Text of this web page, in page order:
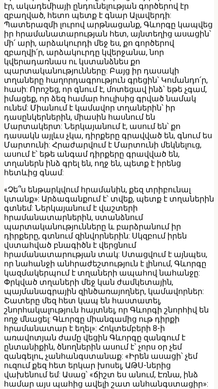
էր, ակադեմիայի ընդունելության գործերով էր
զբաղված, հետո պետք է գնար Ալավերդի:
Պատերազմի լուրով արթնացանք, Գևորգը կապվեց
իր հրամանատարության հետ, այնտեղից ասացին՝
մի՛ արի, արձակուրդի մեջ ես, քո գործերով
զբաղվի՛ր, արձակուրդը կվերջանա, նոր
կվերադառնաս ու կստանձնես քո
պարտականությունները: Բայց իր դասակի
տղաները հաղորդագրություն գրեցին՝ Կոմանդո՛ր,
հասի: Որոշեց, որ գնում է, մոտեցավ ինձ՝ եթե չգամ,
իմացեք, որ ձեզ համար հուլիսից գրված նամակ
ունեմ: Միանում է կամավոր տղաներին՝ իր
դասընկերներին, միասին հասնում են
Մարտակերտ: Ներկայանում է, ասում են՝ քո
դասակն այլևս չկա, դիրքերը գրավված են, գնում ես
Մարտունի: Հրաժարվում է Մարտունի մեկնելուց,
ասում է՝ եթե անգամ դիրքերը գրավված են,
տղաներն ինձ գրել են, ողջ են, պետք է իրենց
հետևից գնամ:
«Չե՞ս ենթարկվում հրամանին, քեզ տրիբունալ
կտանք»: Արձագանքում է՝ տվեք, պետք է տղաներին
գտնեմ: Ներկայանում է վաշտերի
հրամանատարներին, ստանձնում
պարտականությունները և բարձրանում իր
դիրքերը, գտնում զինվորներին: Սկզբում իրեն
վստահված բնագիծն է վերցնում
հրամանատարության տակ: Ստացվում է այնպես,
որ նահանջի անհրաժեշտություն է լինում, Գևորգը
կազմակերպում է տղաների ապահով նահանջը:
Փրկված տղաների մեջ կան ժամկետային,
պայմանագրային զինծառայողներ, կամավորներ:
Շատերը մեզ հետ կապ են հաստատել,
շնորհակալություն հայտնել, որ Գևորգի շնորհիվ են
ողջ մնացել: Գևորգը միանգամից ութ դիրքի
հրամանատար է եղել»: Հոկտեմբերի 8-ի
առավոտյան ժամը վեցին Գևորգը զանգում է
ընտանիքին, ծնողներին ասում է՝ չորս օր չեմ
զանգելու, չանհանգստանաք: «Իրեն ասացի՝ չեմ
ուզում քեզ հետ երկար խոսել, ԱԹՍ-ներից
վախենում եմ: Ասաց՝ «ճիշտ ես անում, Էռնա, ինձ
համար այս պահից ավելի շատ անհանգստացիր»: